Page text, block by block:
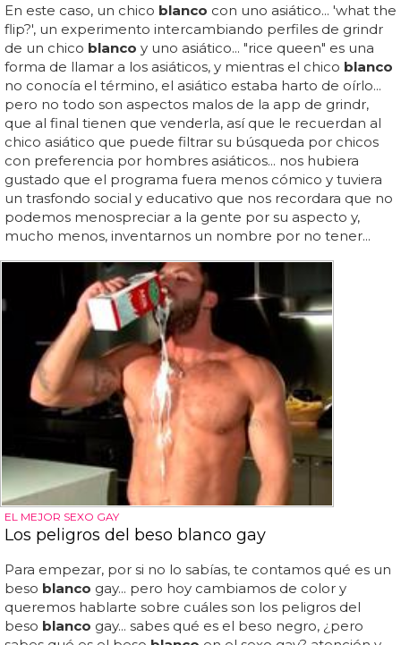
En este caso, un chico blanco con uno asiático... 'what the
flip?', un experimento intercambiando perfiles de grindr
de un chico blanco y uno asiático... "rice queen" es una
forma de llamar a los asiáticos, y mientras el chico blanco
no conocía el término, el asiático estaba harto de oírlo...
pero no todo son aspectos malos de la app de grindr,
que al final tienen que venderla, así que le recuerdan al
chico asiático que puede filtrar su búsqueda por chicos
con preferencia por hombres asiáticos... nos hubiera
gustado que el programa fuera menos cómico y tuviera
un trasfondo social y educativo que nos recordara que no
podemos menospreciar a la gente por su aspecto y,
mucho menos, inventarnos un nombre por no tener...
EL MEJOR SEXO GAY
Los peligros del beso blanco gay
Para empezar, por si no lo sabías, te contamos qué es un
beso blanco gay... pero hoy cambiamos de color y
queremos hablarte sobre cuáles son los peligros del
beso blanco gay... sabes qué es el beso negro, ¿pero